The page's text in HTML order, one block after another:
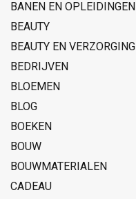
BANEN EN OPLEIDINGEN
BEAUTY
BEAUTY EN VERZORGING
BEDRIJVEN
BLOEMEN
BLOG
BOEKEN
BOUW
BOUWMATERIALEN
CADEAU